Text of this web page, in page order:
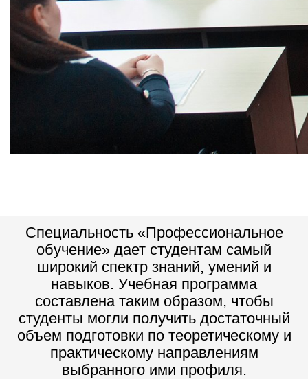
Специальность «Профессиональное
обучение» дает студентам самый
широкий спектр знаний, умений и
навыков. Учебная программа
составлена таким образом, чтобы
студенты могли получить достаточный
объем подготовки по теоретическому и
практическому направлениям
выбранного ими профиля.